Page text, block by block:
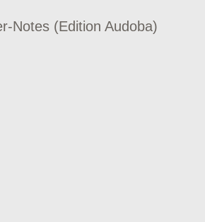
Notes (Edition Audoba)